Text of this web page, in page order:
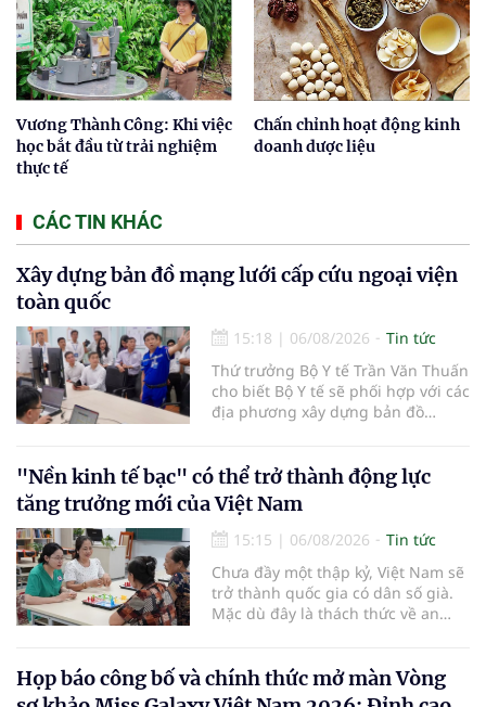
Vương Thành Công: Khi việc
học bắt đầu từ trải nghiệm
thực tế
Chấn chỉnh hoạt động kinh
doanh dược liệu
CÁC TIN KHÁC
Xây dựng bản đồ mạng lưới cấp cứu ngoại viện
toàn quốc
15:18 | 06/08/2026
Tin tức
Thứ trưởng Bộ Y tế Trần Văn Thuấn
cho biết Bộ Y tế sẽ phối hợp với các
địa phương xây dựng bản đồ
thiện cơ chế tài chính và đa dạng
hóa phương tiện nhằm nâng cao
năng lực cấp cứu trước viện trên
phạm vi cả nước.
"Nền kinh tế bạc" có thể trở thành động lực
tăng trưởng mới của Việt Nam
15:15 | 06/08/2026
Tin tức
Chưa đầy một thập kỷ, Việt Nam sẽ
trở thành quốc gia có dân số già.
Mặc dù đây là thách thức về an
có giá trị hàng tỷ USD.
Họp báo công bố và chính thức mở màn Vòng